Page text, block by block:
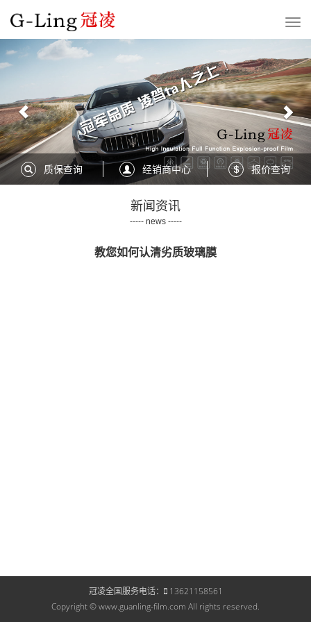
质保查询 经销商中心 报价查询
Previous
新闻资讯
----- news -----
教您如何认清劣质玻璃膜
冠凌全国服务电话：
13621158561
Copyright © www.guanling-film.com All rights reserved.